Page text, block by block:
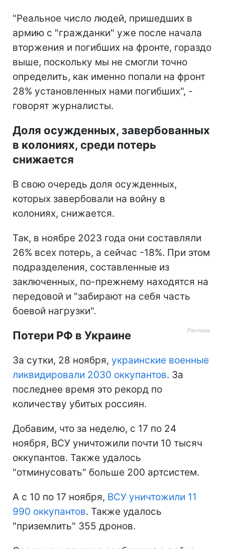
"Реальное число людей, пришедших в
армию с "гражданки" уже после начала
вторжения и погибших на фронте, гораздо
выше, поскольку мы не смогли точно
определить, как именно попали на фронт
28% установленных нами погибших", -
говорят журналисты.
Доля осужденных, завербованных
в колониях, среди потерь
снижается
В свою очередь доля осужденных,
которых завербовали на войну в
колониях, снижается.
Так, в ноябре 2023 года они составляли
26% всех потерь, а сейчас -18%. При этом
подразделения, составленные из
заключенных, по-прежнему находятся на
передовой и "забирают на себя часть
боевой нагрузки".
Потери РФ в Украине
За сутки, 28 ноября, украинские военные
ликвидировали 2030 оккупантов. За
последнее время это рекорд по
количеству убитых россиян.
Добавим, что за неделю, с 17 по 24
ноября, ВСУ уничтожили почти 10 тысяч
оккупантов. Также удалось
"отминусовать" больше 200 артсистем.
А с 10 по 17 ноября, ВСУ уничтожили 11
990 оккупантов. Также удалось
"приземлить" 355 дронов.